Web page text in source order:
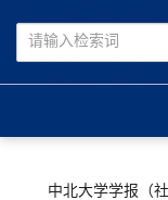
中北大学学报（